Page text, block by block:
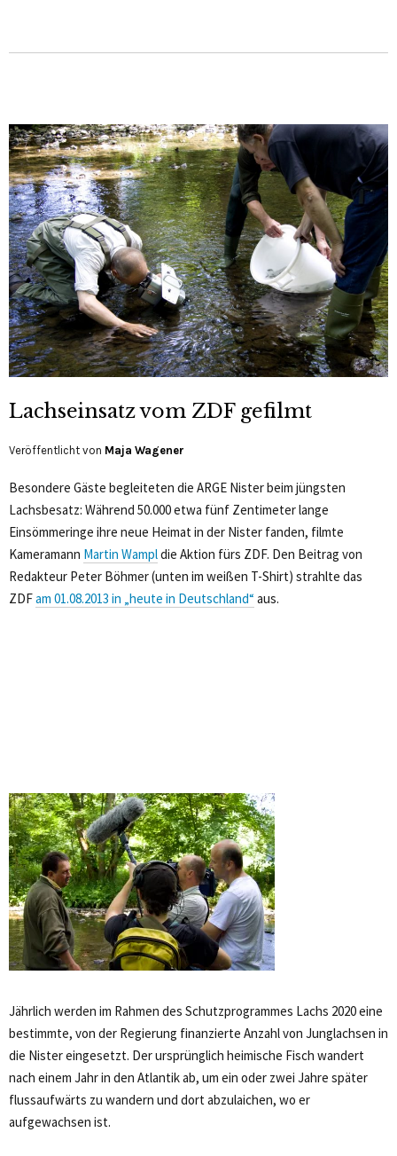
Lachseinsatz vom ZDF gefilmt
Veröffentlicht von Maja Wagener
Besondere Gäste begleiteten die ARGE Nister beim jüngsten
Lachsbesatz: Während 50.000 etwa fünf Zentimeter lange
Einsömmeringe ihre neue Heimat in der Nister fanden, filmte
Kameramann Martin Wampldie Aktion fürs ZDF. Den Beitrag von
Redakteur Peter Böhmer (unten im weißen T-Shirt) strahlte das
ZDFam 01.08.2013 in „heute in Deutschland“ aus.
Jährlich werden im Rahmen des Schutzprogrammes Lachs 2020 eine
bestimmte, von der Regierung finanzierte Anzahl von Junglachsen in
die Nister eingesetzt. Der ursprünglich heimische Fisch wandert
nach einem Jahr in den Atlantik ab, um ein oder zwei Jahre später
flussaufwärts zu wandern und dort abzulaichen, wo er
aufgewachsen ist.